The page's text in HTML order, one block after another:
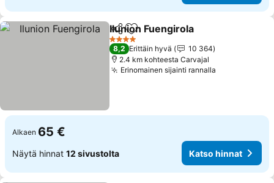
Jaa Lisää suosikkeihin
Ilunion Fuengirola
4 Tähtiluokitus
8,2 Erittäin hyvä
10 364
2.4 km kohteesta Carvajal
Erinomainen sijainti rannalla
Alkaen 65 €
Näytä hinnat 12 sivustolta Katso hinnat